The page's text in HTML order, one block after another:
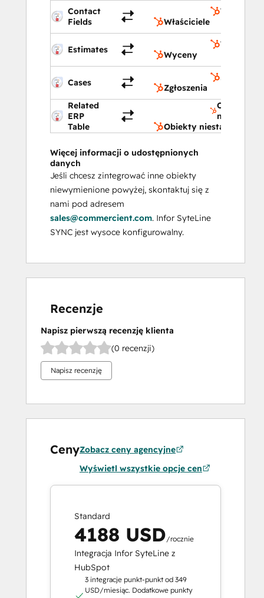
Contact
Fields
Właściciele
Estimates
Wyceny
Wyceny
Cases
Zgłoszenia
Zgłoszenia
Related
ERP
Table
Obiekty
Obiekty
Więcej informacji o udostępnionych
danych
Jeśli chcesz zintegrować inne obiekty
niewymienione powyżej, skontaktuj się z
nami pod adresem
sales@commercient.com. Infor SyteLine
SYNC jest wysoce konfigurowalny.
Recenzje
Napisz pierwszą recenzję klienta
(0 recenzji)
Napisz recenzję
CenyZobacz ceny agencyjne
Wyświetl wszystkie opcje cen
Standard
4188 USD/rocznie
Integracja Infor SyteLine z
HubSpot
3 integracje punkt-punkt od 349
USD/miesiąc. Dodatkowe punkty